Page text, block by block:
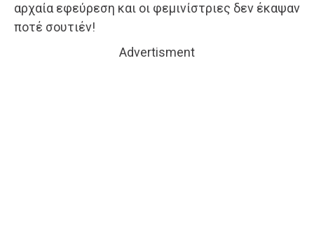
αρχαία εφεύρεση και οι φεμινίστριες δεν έκαψαν
ποτέ σουτιέν!
Advertisment